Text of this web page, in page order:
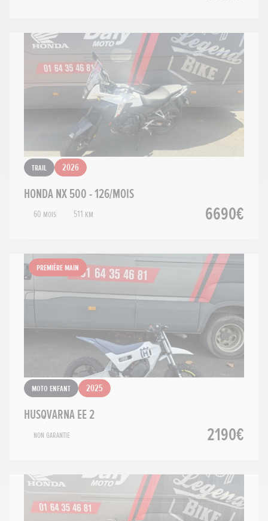
Trail 2026
HONDA NX 500 - 126/MOIS
60 mois 511 km 6690€
Première main
Moto Enfant 2025
HUSQVARNA EE 2
Non Garantie 2190€